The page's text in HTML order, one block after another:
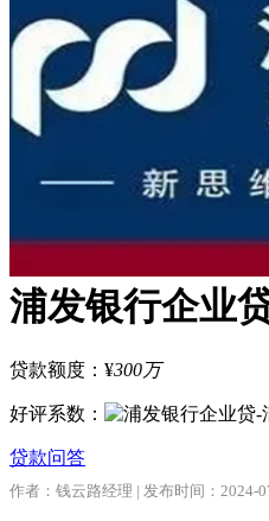
浦发银行企业
贷款额度： ¥300万
好评系数：
贷款问答
作者：钱云路经理 | 发布时间：2024-